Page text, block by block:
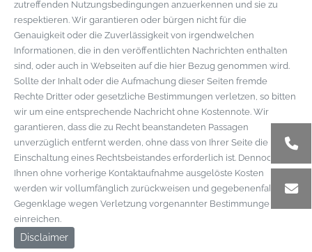
zutreffenden Nutzungsbedingungen anzuerkennen und sie zu
respektieren. Wir garantieren oder bürgen nicht für die
Genauigkeit oder die Zuverlässigkeit von irgendwelchen
Informationen, die in den veröffentlichten Nachrichten enthalten
sind, oder auch in Webseiten auf die hier Bezug genommen wird.
Sollte der Inhalt oder die Aufmachung dieser Seiten fremde
Rechte Dritter oder gesetzliche Bestimmungen verletzen, so bitten
wir um eine entsprechende Nachricht ohne Kostennote. Wir
garantieren, dass die zu Recht beanstandeten Passagen
unverzüglich entfernt werden, ohne dass von Ihrer Seite die
Einschaltung eines Rechtsbeistandes erforderlich ist. Dennoch von
Ihnen ohne vorherige Kontaktaufnahme ausgelöste Kosten
werden wir vollumfänglich zurückweisen und gegebenenfalls
Gegenklage wegen Verletzung vorgenannter Bestimmungen
einreichen.
Disclaimer